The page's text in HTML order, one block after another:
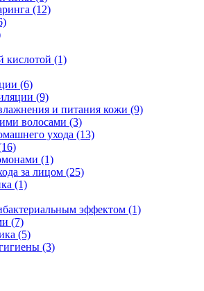
(12)
кислотой (1)
(6)
(9)
и питания кожи (9)
волосами (3)
ухода (13)
(1)
за лицом (25)
(1)
эффектом (1)
(7)
(5)
(3)